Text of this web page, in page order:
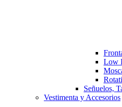
Low
Señuelos,
Vestimenta y Accesorios